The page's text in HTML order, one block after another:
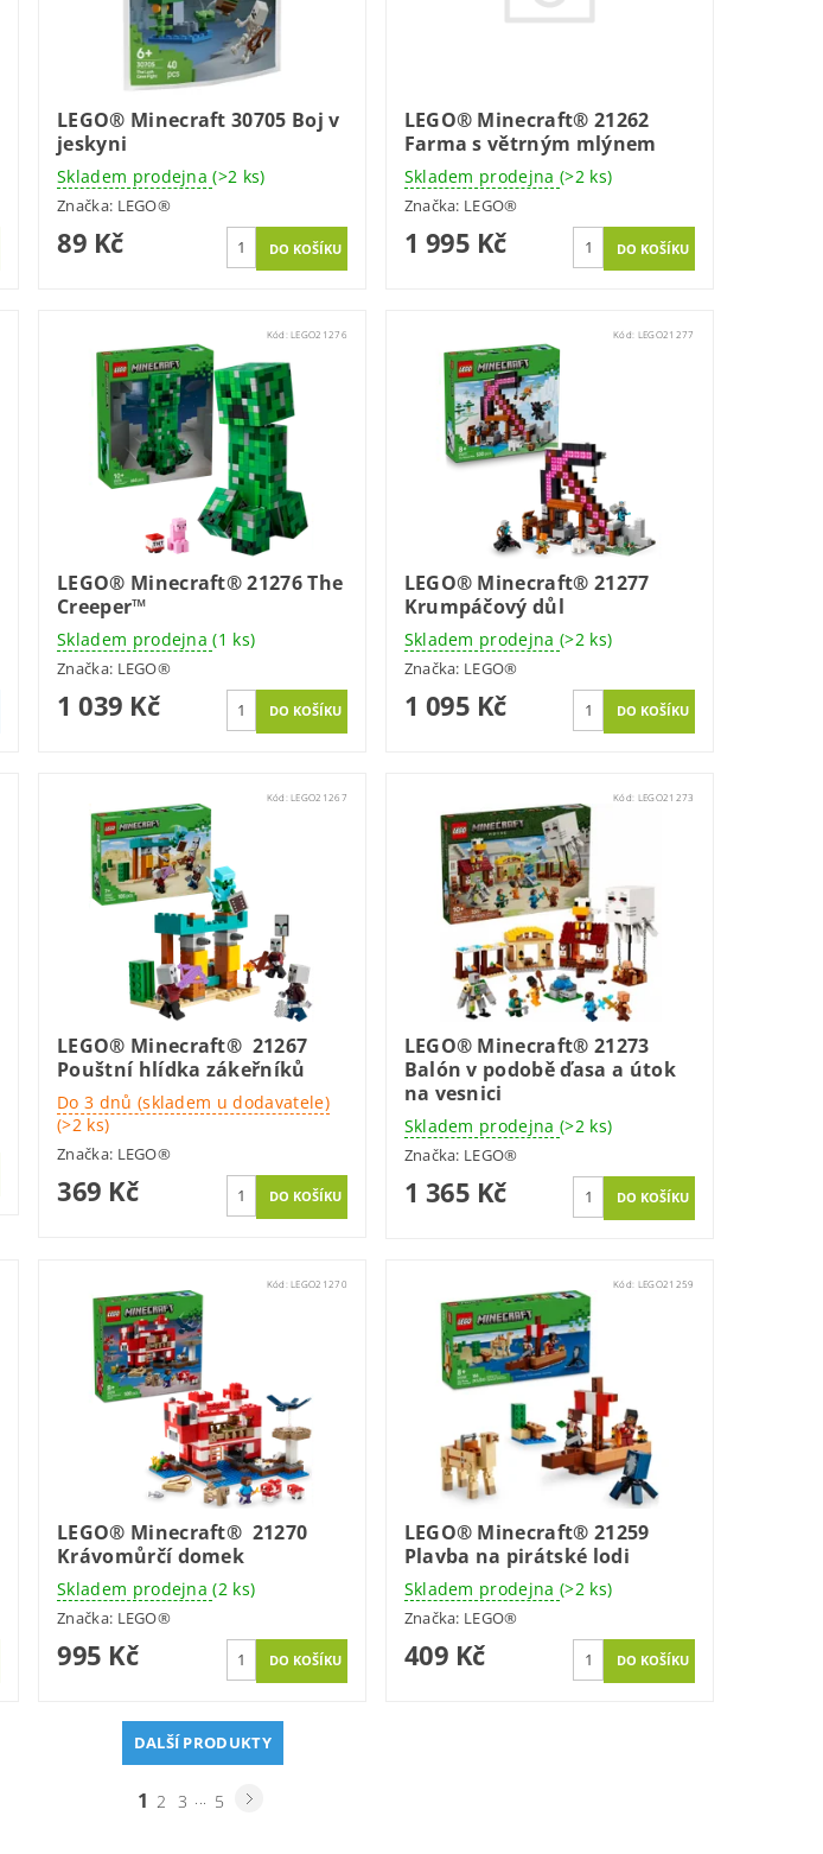
LEGO® Minecraft 30705 Boj v
jeskyni
Skladem prodejna(>2 ks)
Značka: LEGO®
89 Kč
LEGO® Minecraft® 21262
Farma s větrným mlýnem
Skladem prodejna (>2 ks)
Značka: LEGO®
1 995 Kč
Kód:LEGO21276
LEGO® Minecraft® 21276 The
Creeper™
Skladem prodejna(1 ks)
Značka: LEGO®
1 039 Kč
Kód: LEGO21277
LEGO® Minecraft® 21277
Krumpáčový důl
Skladem prodejna (>2 ks)
Značka: LEGO®
1 095 Kč
Kód:LEGO21267
LEGO® Minecraft® 21267
Pouštní hlídka zákeřníků
Do 3 dnů (skladem u dodavatele)
(>2 ks)
Značka: LEGO®
369 Kč
Kód: LEGO21273
LEGO® Minecraft® 21273
Balón v podobě ďasa a útok
na vesnici
Skladem prodejna (>2 ks)
Značka: LEGO®
1 365 Kč
Kód:LEGO21270
LEGO® Minecraft® 21270
Krávomůrčí domek
Skladem prodejna(2 ks)
Značka: LEGO®
995 Kč
Kód: LEGO21259
LEGO® Minecraft® 21259
Plavba na pirátské lodi
Skladem prodejna (>2 ks)
Značka: LEGO®
409 Kč
DALŠÍ PRODUKTY
1 2 3 ... 5